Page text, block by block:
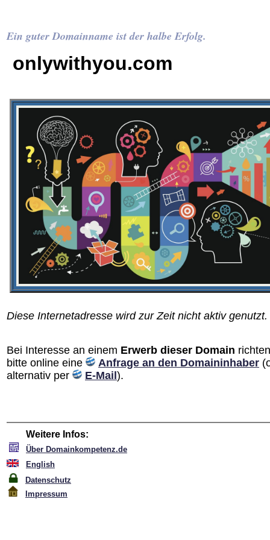
Ein guter Domainname ist der halbe Erfolg.
onlywithyou.com
Diese Internetadresse wird zur Zeit nicht aktiv genutzt.
Bei Interesse an einem Erwerb dieser Domain
bitte online eine
Anfrage an den Domain­inhaber
alternativ per
E-Mail ).
Weitere Infos:
Über Domainkompetenz.de
English
Datenschutz
Impressum